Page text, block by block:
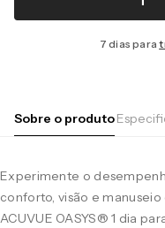
7 dias para
Sobre o produto
Experimente o
conforto, visão e
ACUVUE OASYS® 1 dia